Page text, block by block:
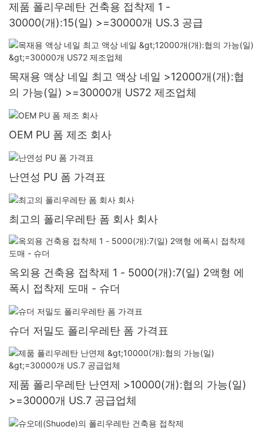
제품 폴리우레탄 건축용 접착제 1 -
30000(개):15(일) >=30000개 US.3 공급
목재용 액상 네일 최고 액상 네일 >12000개(개):협
의 가능(일) >=30000개 US72 제조업체
OEM PU 폼 제조 회사
난연성 PU 폼 가격표
최고의 폴리우레탄 폼 회사 회사
옥외용 건축용 접착제 1 - 5000(개):7(일) 2액형 에
폭시 접착제 도매 - 슈더
슈더 저밀도 폴리우레탄 폼 가격표
제품 폴리우레탄 난연제 >10000(개):협의 가능(일)
>=30000개 US.7 공급업체